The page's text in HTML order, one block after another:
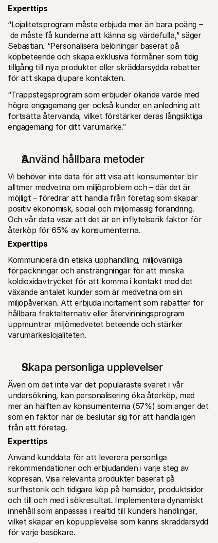
Experttips
“Lojalitetsprogram måste erbjuda mer än bara poäng –
de måste få kunderna att känna sig värdefulla,” säger
Sebastian. “Personalisera belöningar baserat på
köpbeteende och skapa exklusiva förmåner som tidig
tillgång till nya produkter eller skräddarsydda rabatter
för att skapa djupare kontakten.
“Trappstegsprogram som erbjuder ökande värde med
högre engagemang ger också kunder en anledning att
fortsätta återvända, vilket förstärker deras långsiktiga
engagemang för ditt varumärke.”
Använd hållbara metoder
Vi behöver inte data för att visa att konsumenter blir
alltmer medvetna om miljöproblem och – där det är
möjligt – föredrar att handla från företag som skapar
positiv ekonomisk, social och miljömässig förändring.
Och vår data visar att det är en inflytelserik faktor för
återköp för 65% av konsumenterna.
Experttips
Kommunicera din etiska upphandling, miljövänliga
förpackningar och ansträngningar för att minska
koldioxidavtrycket för att komma i kontakt med det
växande antalet kunder som är medvetna om sin
miljöpåverkan. Att erbjuda incitament som rabatter för
hållbara fraktalternativ eller återvinningsprogram
uppmuntrar miljömedvetet beteende och stärker
varumärkeslojaliteten.
Skapa personliga upplevelser
Även om det inte var det populäraste svaret i vår
undersökning, kan personalisering öka återköp, med
mer än hälften av konsumenterna (57%) som anger det
som en faktor när de beslutar sig för att handla igen
från ett företag.
Experttips
Använd kunddata för att leverera personliga
rekommendationer och erbjudanden i varje steg av
köpresan. Visa relevanta produkter baserat på
surfhistorik och tidigare köp på hemsidor, produktsidor
och till och med i sökresultat. Implementera dynamiskt
innehåll som anpassas i realtid till kunders handlingar,
vilket skapar en köpupplevelse som känns skräddarsydd
för varje besökare.